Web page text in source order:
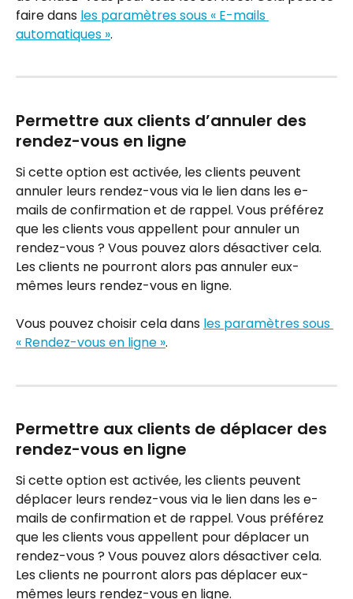
faire dans les paramètres sous « E-mails
automatiques ».
Permettre aux clients d’annuler des
rendez-vous en ligne
Si cette option est activée, les clients peuvent
annuler leurs rendez-vous via le lien dans les e-
mails de confirmation et de rappel. Vous préférez
que les clients vous appellent pour annuler un
rendez-vous ? Vous pouvez alors désactiver cela.
Les clients ne pourront alors pas annuler eux-
mêmes leurs rendez-vous en ligne.
Vous pouvez choisir cela dans les paramètres sous
« Rendez-vous en ligne ».
Permettre aux clients de déplacer des
rendez-vous en ligne
Si cette option est activée, les clients peuvent
déplacer leurs rendez-vous via le lien dans les e-
mails de confirmation et de rappel. Vous préférez
que les clients vous appellent pour déplacer un
rendez-vous ? Vous pouvez alors désactiver cela.
Les clients ne pourront alors pas déplacer eux-
mêmes leurs rendez-vous en ligne.